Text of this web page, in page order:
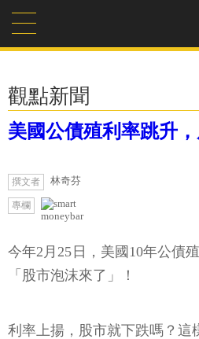
觀點新聞
美國公債殖利率跳升
撰文者 林奇芬
專欄
moneybar
今年2月25日，美國10年公債
「股市泡沫來了」！
利率上揚，股市就下跌嗎？這